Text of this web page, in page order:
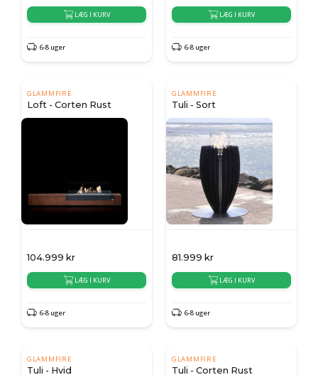
LÆG I KURV
6-8 uger
LÆG I KURV
6-8 uger
GLAMMFIRE
Loft - Corten Rust
104.999 kr
LÆG I KURV
6-8 uger
GLAMMFIRE
Tuli - Sort
81.999 kr
LÆG I KURV
6-8 uger
GLAMMFIRE
Tuli - Hvid
GLAMMFIRE
Tuli - Corten Rust